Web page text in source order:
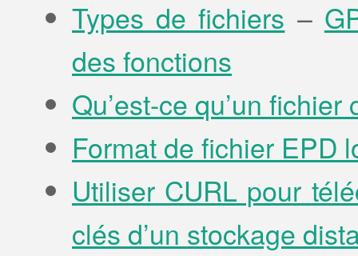
Types de fichiers –
des fonctions
Qu’est-ce qu’un
Format de fichier EPD
Utiliser CURL pour
clés d’un stockage